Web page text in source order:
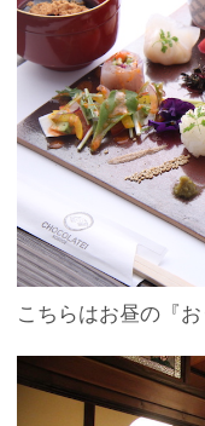
こちらはお昼の『お